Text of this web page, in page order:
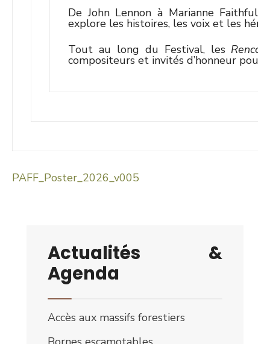
De John Lennon à Marianne
explore les histoires, les voix et les
Tout au long du Festival, les
compositeurs et invités d’honneur
PAFF_Poster_2026_v005
Actualités &
Agenda
Accès aux massifs forestiers